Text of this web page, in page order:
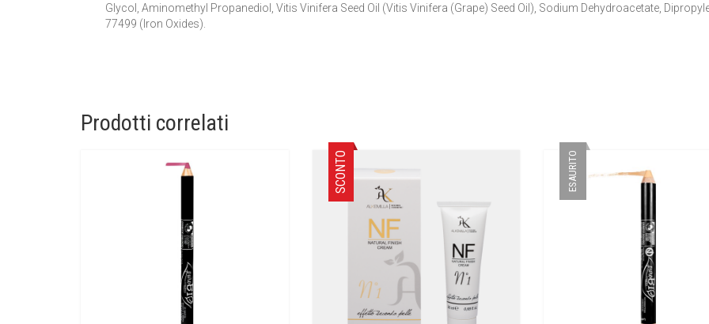
Glycol, Aminomethyl Propanediol, Vitis Vinifera Seed Oil (Vitis Vinifera (Grape) Seed Oil), Sodium Dehydroacetate,
77499 (Iron Oxides).
Prodotti correlati
SCONTO ESAURITO